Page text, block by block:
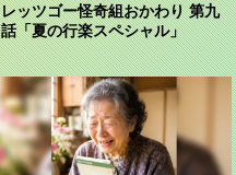
レッツゴー怪奇組おかわり 第九
話「夏の行楽スペシャル」